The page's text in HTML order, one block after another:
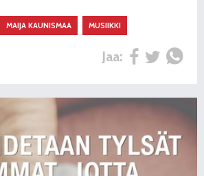
MAIJA KAUNISMAA MUSIIKKI
Jaa: